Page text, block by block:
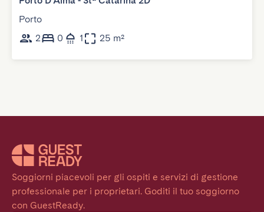
Porto
2
0 1 25 m²
Soggiorni piacevoli per gli ospiti e servizi di gestione
professionale per i proprietari. Goditi il tuo soggiorno
con GuestReady.